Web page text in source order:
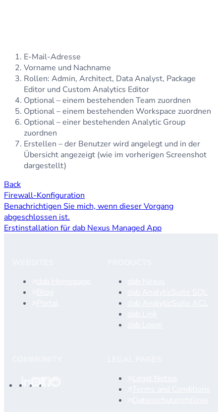
E-Mail-Adresse
Vorname und Nachname
Rollen: Admin, Architect, Data Analyst, Package
Editor und Custom Analytics Editor
Optional – einem bestehenden Team zuordnen
Optional – einem bestehenden Workspace zuordnen
Optional – einer bestehenden Analytic Group
zuordnen
Erstellen – der Benutzer wird angelegt und in der
Übersicht angezeigt (wie im vorherigen Screenshot
dargestellt)
Back
Firewall-Konfiguration
Benachrichtigen Sie mich, wenn dieser Vorgang
abgeschlossen ist.
Erstinstallation für dab Nexus Managed App